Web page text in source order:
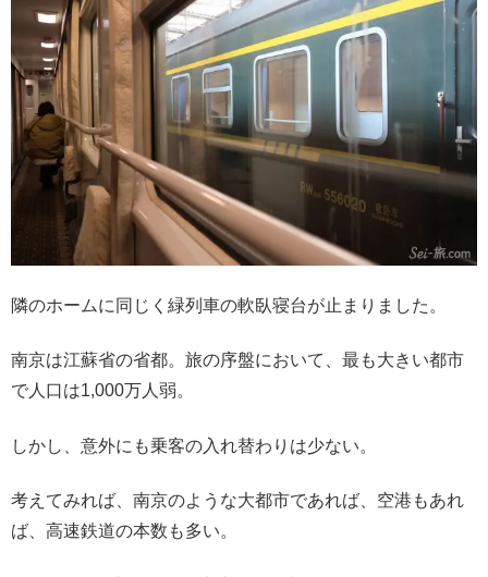
隣のホームに同じく緑列車の軟臥寝台が止まりました。
南京は江蘇省の省都。旅の序盤において、最も大きい都市
で人口は1,000万人弱。
しかし、意外にも乗客の入れ替わりは少ない。
考えてみれば、南京のような大都市であれば、空港もあれ
ば、高速鉄道の本数も多い。